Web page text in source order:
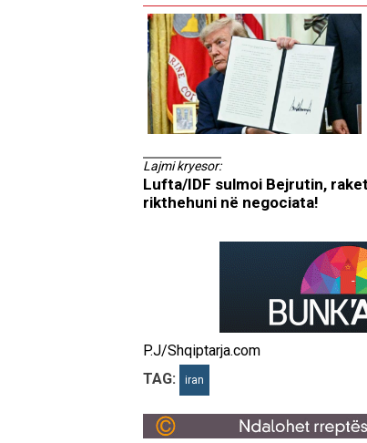
Lajmi kryesor:
Lufta/IDF sulmoi Bejrutin,
rikthehuni në negociata!
P.J/Shqiptarja.com
TAG:
iran